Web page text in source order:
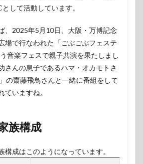
して活動しています。
、2025年5月10日、大阪・万博記念
場で行なわれた「ごぶごぶフェステ
音楽フェスで親子共演を果たしまし
さんの息子であるハマ・オカモトさ
の齋藤飛鳥さんと一緒に番組をして
ていますね。
族構成
構成はこのようになっています。